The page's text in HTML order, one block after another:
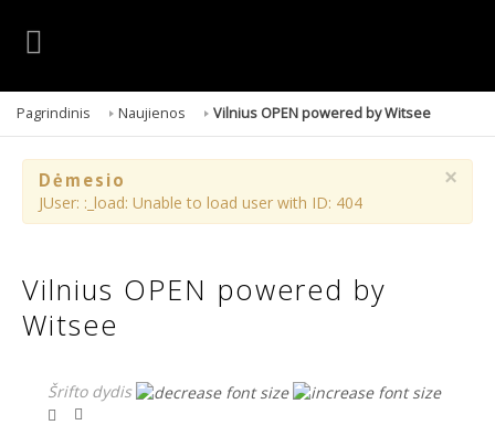
Pagrindinis Naujienos Vilnius OPEN powered by Witsee
×
Dėmesio
JUser: :_load: Unable to load user with ID: 404
Vilnius OPEN powered by
Witsee
Šrifto dydis